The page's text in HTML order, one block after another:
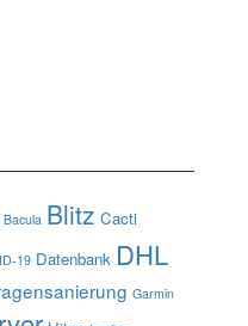
Bacula Blitz Cacti
19 Datenbank DHL
Garmin